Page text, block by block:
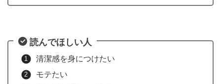
読んでほしい人
清潔感を身につけたい
モテたい